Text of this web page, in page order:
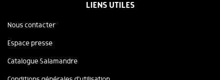
LIENS UTILES
Nous contacter
Espace presse
Catalogue Salamandre